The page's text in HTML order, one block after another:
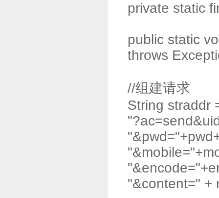
private static
public static
throws
//组建请求
String straddr
"&content=" +